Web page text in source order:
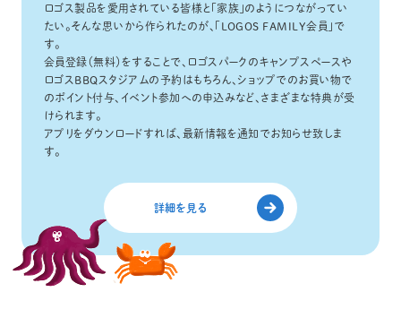
ロゴス製品を愛用されている皆様と「家族」のようにつながってい
たい。そんな思いから作られたのが、「LOGOS FAMILY会員」で
す。
会員登録（無料）をすることで、ロゴスパークのキャンプスペースや
ロゴスBBQスタジアムの予約はもちろん、ショップでのお買い物で
のポイント付与、イベント参加への申込みなど、さまざまな特典が受
けられます。
アプリをダウンロードすれば、最新情報を通知でお知らせ致しま
す。
詳細を見る